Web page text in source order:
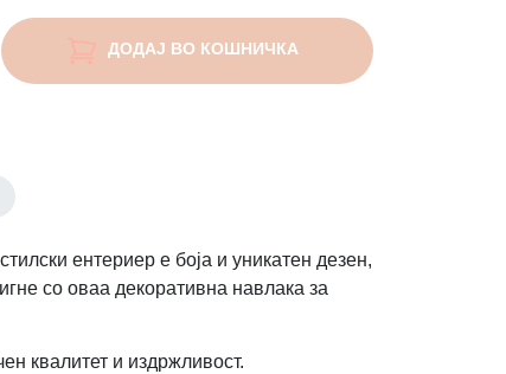
ДОДАЈ ВО КОШНИЧКА
ентериер е боја и уникатен дезен,
со оваа декоративна навлака за
квалитет и издржливост.